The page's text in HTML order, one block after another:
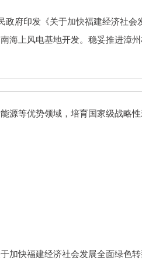
印发《关于加快福建经济社会
海上风电基地开发。稳妥推进漳
等优势领域，培育国家级战略
快福建经济社会发展全面绿色